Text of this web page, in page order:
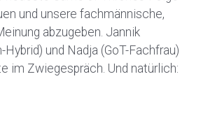
und unsere fachmännische,
abzugeben. Jannik
Hybrid) und Nadja (GoT-Fachfrau)
im Zwiegespräch. Und natürlich: